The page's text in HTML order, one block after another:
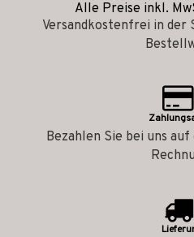
Alle Preise inkl.
Versandkostenfrei in der
Bezahlen Sie bei uns